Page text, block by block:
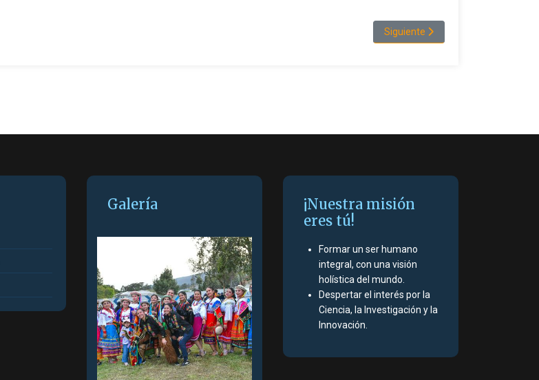
Artículo siguiente: Admisiones
Siguiente
Galería
¡Nuestra misión
eres tú!
Formar un ser humano
integral, con una visión
holística del mundo.
Despertar el interés por la
Ciencia, la Investigación y la
Innovación.